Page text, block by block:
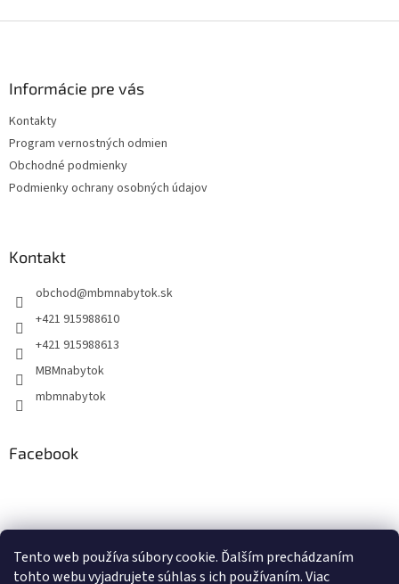
Tento web používa súbory cookie. Ďalším prechádzaním
tohto webu vyjadrujete súhlas s ich používaním. Viac
Informácie pre vás
Kontakty
Program vernostných odmien
Obchodné podmienky
Podmienky ochrany osobných údajov
Kontakt
obchod@mbmnabytok.sk
+421 915988610
+421 915988613
MBMnabytok
mbmnabytok
Facebook
Nákupný košík
0KS / €0